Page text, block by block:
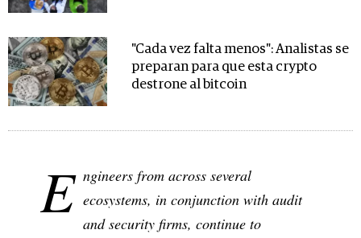
"Cada vez falta menos": Analistas se
preparan para que esta crypto
destrone al bitcoin
E ngineers from across several
ecosystems, in conjunction with audit
and security firms, continue to